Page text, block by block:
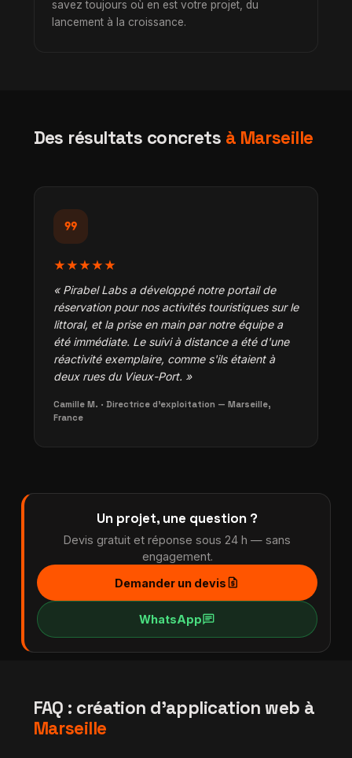
savez toujours où en est votre projet, du
lancement à la croissance.
Des résultats concrets à Marseille
format_quote
★★★★★
« Pirabel Labs a développé notre portail de
réservation pour nos activités touristiques sur le
littoral, et la prise en main par notre équipe a
été immédiate. Le suivi à distance a été d'une
réactivité exemplaire, comme s'ils étaient à
deux rues du Vieux-Port. »
Camille M. · Directrice d'exploitation — Marseille,
France
Un projet, une question ?
Devis gratuit et réponse sous 24 h — sans
engagement.
Demander un devisrequest_quote
WhatsAppchat
FAQ : création d'application web à
Marseille